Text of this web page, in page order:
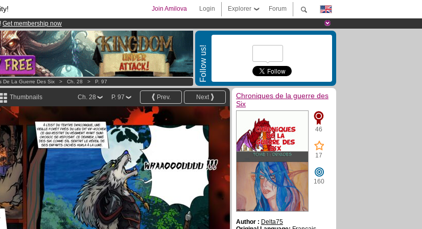
Forum
Explorer
Login
Join Amilova
Get membership now
.
Follow us!
De La Guerre Des Six > Ch. 28 > P. 97
Thumbnails Next
Prev.
P. 97
Ch. 28
Chroniques de la guerre des
Six
46
17
160
Author : Delta75